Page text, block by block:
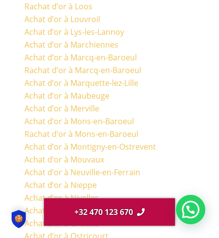
Rachat d’or à Loos
Achat d’or à Louvroil
Achat d’or à Lys-les-Lannoy
Achat d’or à Marchiennes
Achat d’or à Marcq-en-Baroeul
Rachat d’or à Marcq-en-Baroeul
Achat d’or à Marquette-lez-Lille
Achat d’or à Maubeuge
Achat d’or à Merville
Achat d’or à Mons-en-Baroeul
Rachat d’or à Mons-en-Baroeul
Achat d’or à Montigny-en-Ostrevent
Achat d’or à Mouvaux
Achat d’or à Neuville-en-Ferrain
Achat d’or à Nieppe
Achat d’or à Nivelles
Achat d’or à Onnaing
Achat d’or à Orchies
+32 470 123 670